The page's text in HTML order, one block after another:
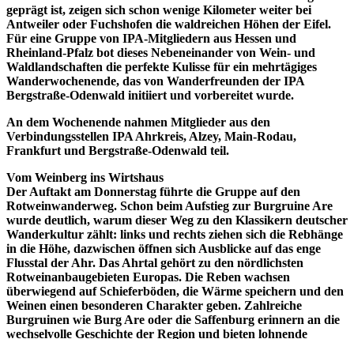
geprägt ist, zeigen sich schon wenige Kilometer weiter bei
Antweiler oder Fuchshofen die waldreichen Höhen der Eifel.
Für eine Gruppe von IPA-Mitgliedern aus Hessen und
Rheinland-Pfalz bot dieses Nebeneinander von Wein- und
Waldlandschaften die perfekte Kulisse für ein mehrtägiges
Wanderwochenende, das von Wanderfreunden der IPA
Bergstraße-Odenwald initiiert und vorbereitet wurde.
An dem Wochenende nahmen Mitglieder aus den
Verbindungsstellen IPA Ahrkreis, Alzey, Main-Rodau,
Frankfurt und Bergstraße-Odenwald teil.
Vom Weinberg ins Wirtshaus
Der Auftakt am Donnerstag führte die Gruppe auf den
Rotweinwanderweg. Schon beim Aufstieg zur Burgruine Are
wurde deutlich, warum dieser Weg zu den Klassikern deutscher
Wanderkultur zählt: links und rechts ziehen sich die Rebhänge
in die Höhe, dazwischen öffnen sich Ausblicke auf das enge
Flusstal der Ahr. Das Ahrtal gehört zu den nördlichsten
Rotweinanbaugebieten Europas. Die Reben wachsen
überwiegend auf Schieferböden, die Wärme speichern und den
Weinen einen besonderen Charakter geben. Zahlreiche
Burgruinen wie Burg Are oder die Saffenburg erinnern an die
wechselvolle Geschichte der Region und bieten lohnende